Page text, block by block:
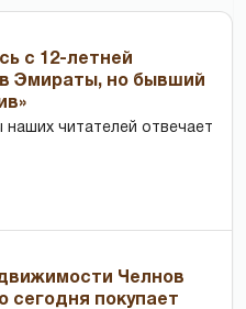
с 12-летней
Эмираты, но бывший
наших читателей отвечает
Челнов
сегодня покупает